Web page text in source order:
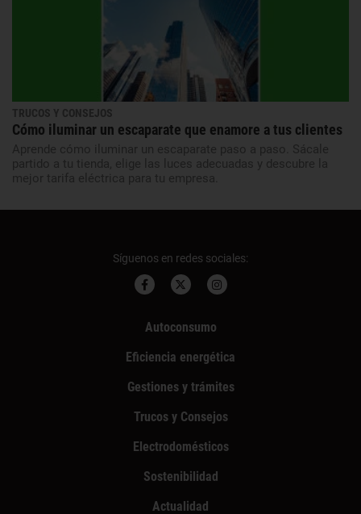
TRUCOS Y CONSEJOS
Cómo iluminar un escaparate que enamore a tus clientes
Aprende cómo iluminar un escaparate paso a paso. Sácale
partido a tu tienda, elige las luces adecuadas y descubre la
mejor tarifa eléctrica para tu empresa.
Síguenos en redes sociales:
Autoconsumo
Eficiencia energética
Gestiones y trámites
Trucos y Consejos
Electrodomésticos
Sostenibilidad
Actualidad